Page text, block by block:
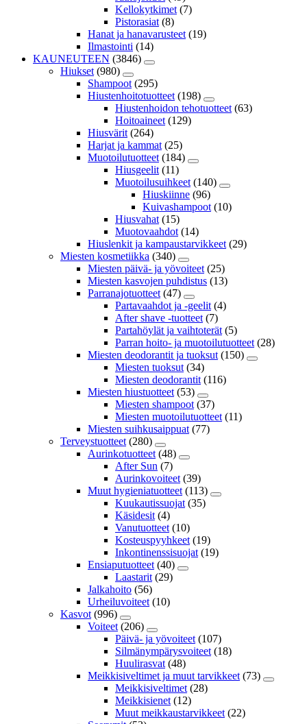
Kellokytkimet (7)
Pistorasiat (8)
Hanat ja hanavarusteet (19)
Ilmastointi (14)
KAUNEUTEEN (3846)
Hiukset (980)
Shampoot (295)
Hiustenhoitotuotteet (198)
Hiustenhoidon tehotuotteet (63)
Hoitoaineet (129)
Hiusvärit (264)
Harjat ja kammat (25)
Muotoilutuotteet (184)
Hiusgeelit (11)
Muotoilusuihkeet (140)
Hiuskiinne (96)
Kuivashampoot (10)
Hiusvahat (15)
Muotovaahdot (14)
Hiuslenkit ja kampaustarvikkeet (29)
Miesten kosmetiikka (340)
Miesten päivä- ja yövoiteet (25)
Miesten kasvojen puhdistus (13)
Parranajotuotteet (47)
Partavaahdot ja -geelit (4)
After shave -tuotteet (7)
Partahöylät ja vaihtoterät (5)
Parran hoito- ja muotoilutuotteet (28)
Miesten deodorantit ja tuoksut (150)
Miesten tuoksut (34)
Miesten deodorantit (116)
Miesten hiustuotteet (53)
Miesten shampoot (37)
Miesten muotoilutuotteet (11)
Miesten suihkusaippuat (77)
Terveystuotteet (280)
Aurinkotuotteet (48)
After Sun (7)
Aurinkovoiteet (39)
Muut hygieniatuotteet (113)
Kuukautissuojat (35)
Käsidesit (4)
Vanutuotteet (10)
Kosteuspyyhkeet (19)
Inkontinenssisuojat (19)
Ensiaputuotteet (40)
Laastarit (29)
Jalkahoito (56)
Urheiluvoiteet (10)
Kasvot (996)
Voiteet (206)
Päivä- ja yövoiteet (107)
Silmänympärysvoiteet (18)
Huulirasvat (48)
Meikkisiveltimet ja muut tarvikkeet (73)
Meikkisiveltimet (28)
Meikkisienet (12)
Muut meikkaustarvikkeet (22)